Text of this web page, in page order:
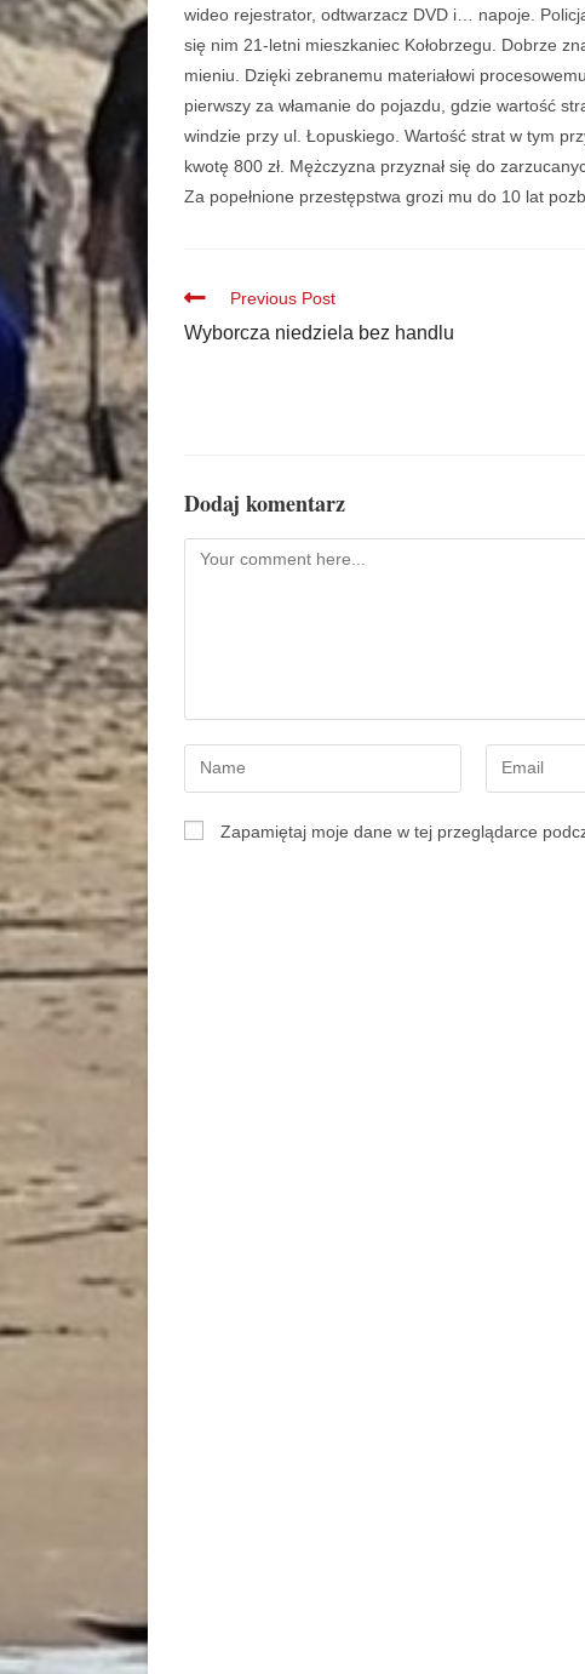
wideo rejestrator, odtwarzacz DVD i… napoje.
się nim 21-letni mieszkaniec Kołobrzegu. Dobrze
mieniu. Dzięki zebranemu materiałowi
pierwszy za włamanie do pojazdu, gdzie wartość
windzie przy ul. Łopuskiego. Wartość strat w tym
kwotę 800 zł. Mężczyzna przyznał się do
Za popełnione przestępstwa grozi mu do 10 lat
Previous Post
Wyborcza niedziela bez handlu
Dodaj komentarz
Zapamiętaj moje dane w tej przeglądarce